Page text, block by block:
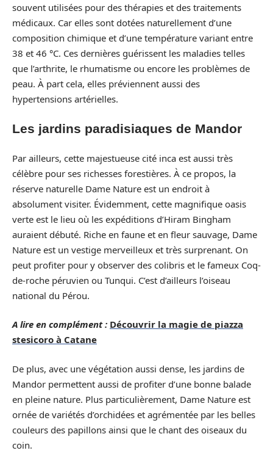
souvent utilisées pour des thérapies et des traitements
médicaux. Car elles sont dotées naturellement d’une
composition chimique et d’une température variant entre
38 et 46 °C. Ces dernières guérissent les maladies telles
que l’arthrite, le rhumatisme ou encore les problèmes de
peau. À part cela, elles préviennent aussi des
hypertensions artérielles.
Les jardins paradisiaques de Mandor
Par ailleurs, cette majestueuse cité inca est aussi très
célèbre pour ses richesses forestières. À ce propos, la
réserve naturelle Dame Nature est un endroit à
absolument visiter. Évidemment, cette magnifique oasis
verte est le lieu où les expéditions d’Hiram Bingham
auraient débuté. Riche en faune et en fleur sauvage, Dame
Nature est un vestige merveilleux et très surprenant. On
peut profiter pour y observer des colibris et le fameux Coq-
de-roche péruvien ou Tunqui. C’est d’ailleurs l’oiseau
national du Pérou.
A lire en complément : Découvrir la magie de piazza
stesicoro à Catane
De plus, avec une végétation aussi dense, les jardins de
Mandor permettent aussi de profiter d’une bonne balade
en pleine nature. Plus particulièrement, Dame Nature est
ornée de variétés d’orchidées et agrémentée par les belles
couleurs des papillons ainsi que le chant des oiseaux du
coin.